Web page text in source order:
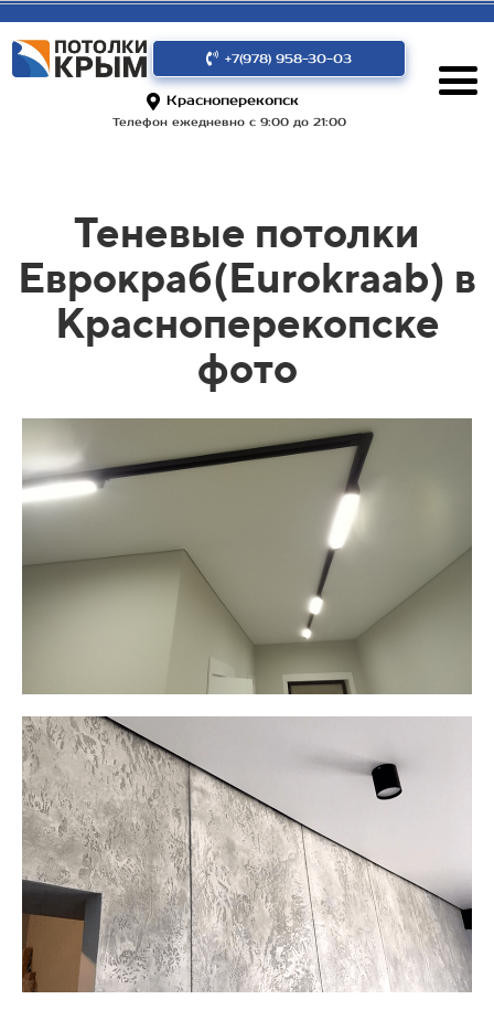
+7(978) 958-30-03
Красноперекопск
Телефон ежедневно с 9:00 до 21:00
Теневые потолки
Еврокраб(Eurokraab) в
Красноперекопске
фото